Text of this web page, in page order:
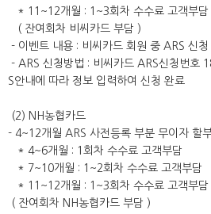
* 11~12개월 : 1~3회차 수수료 고객부담
( 잔여회차 비씨카드 부담 )
- 이벤트 내용 : 비씨카드 회원 중 ARS 신
- ARS 신청방법 : 비씨카드 ARS신청번호
S안내에 따라 정보 입력하여 신청 완료
(2) NH농협카드
- 4~12개월 ARS 사전등록 부분 무이자 할
* 4~6개월 : 1회차 수수료 고객부담
* 7~10개월 : 1~2회차 수수료 고객부담
* 11~12개월 : 1~3회차 수수료 고객부담
( 잔여회차 NH농협카드 부담 )